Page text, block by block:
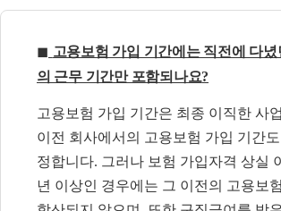
◼ 고용보험 가입 기간에는 직전에 다녔
의 근무 기간만 포함되나요?
고용보험 가입 기간은 최종 이직한 사
이전 회사에서의 고용보험 가입 기간
정합니다. 그러나 보험 가입자격 상실
년 이상인 경우에는 그 이전의 고용보